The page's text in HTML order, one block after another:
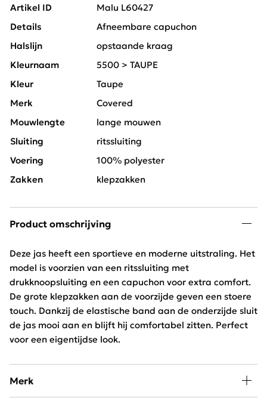
Artikel ID
Malu L60427
Details
Afneembare capuchon
Halslijn
opstaande kraag
Kleurnaam
5500 > TAUPE
Kleur
Taupe
Merk
Covered
Mouwlengte
lange mouwen
Sluiting
ritssluiting
Voering
100% polyester
Zakken
klepzakken
Product omschrijving
Deze jas heeft een sportieve en moderne uitstraling. Het
model is voorzien van een ritssluiting met
drukknoopsluiting en een capuchon voor extra comfort.
De grote klepzakken aan de voorzijde geven een stoere
touch. Dankzij de elastische band aan de onderzijde sluit
de jas mooi aan en blijft hij comfortabel zitten. Perfect
voor een eigentijdse look.
Merk